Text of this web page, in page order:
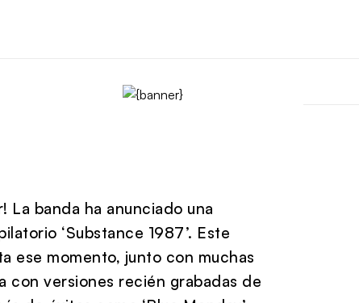
La banda ha anunciado una
‘Substance 1987’. Este
ese momento, junto con muchas
con versiones recién grabadas de